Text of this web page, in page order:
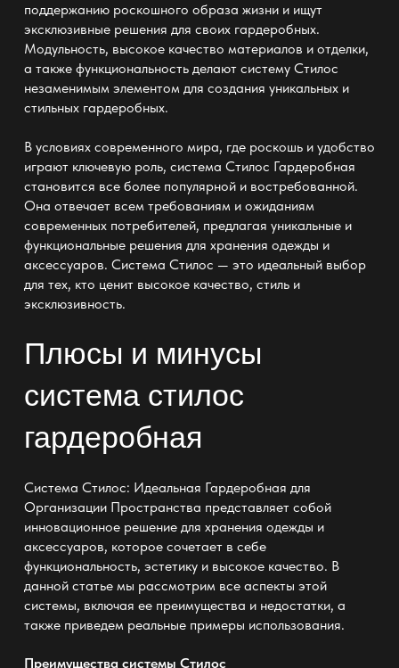
поддержанию роскошного образа жизни и ищут
эксклюзивные решения для своих гардеробных.
Модульность, высокое качество материалов и отделки,
а также функциональность делают систему Стилос
незаменимым элементом для создания уникальных и
стильных гардеробных.
В условиях современного мира, где роскошь и удобство
играют ключевую роль, система Стилос Гардеробная
становится все более популярной и востребованной.
Она отвечает всем требованиям и ожиданиям
современных потребителей, предлагая уникальные и
функциональные решения для хранения одежды и
аксессуаров. Система Стилос — это идеальный выбор
для тех, кто ценит высокое качество, стиль и
эксклюзивность.
Плюсы и минусы
система стилос
гардеробная
Система Стилос: Идеальная Гардеробная для
Организации Пространства представляет собой
инновационное решение для хранения одежды и
аксессуаров, которое сочетает в себе
функциональность, эстетику и высокое качество. В
данной статье мы рассмотрим все аспекты этой
системы, включая ее преимущества и недостатки, а
также приведем реальные примеры использования.
Преимущества системы Стилос